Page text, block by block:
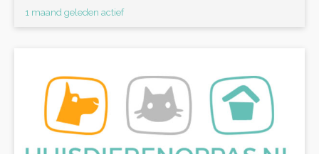
1 maand geleden actief